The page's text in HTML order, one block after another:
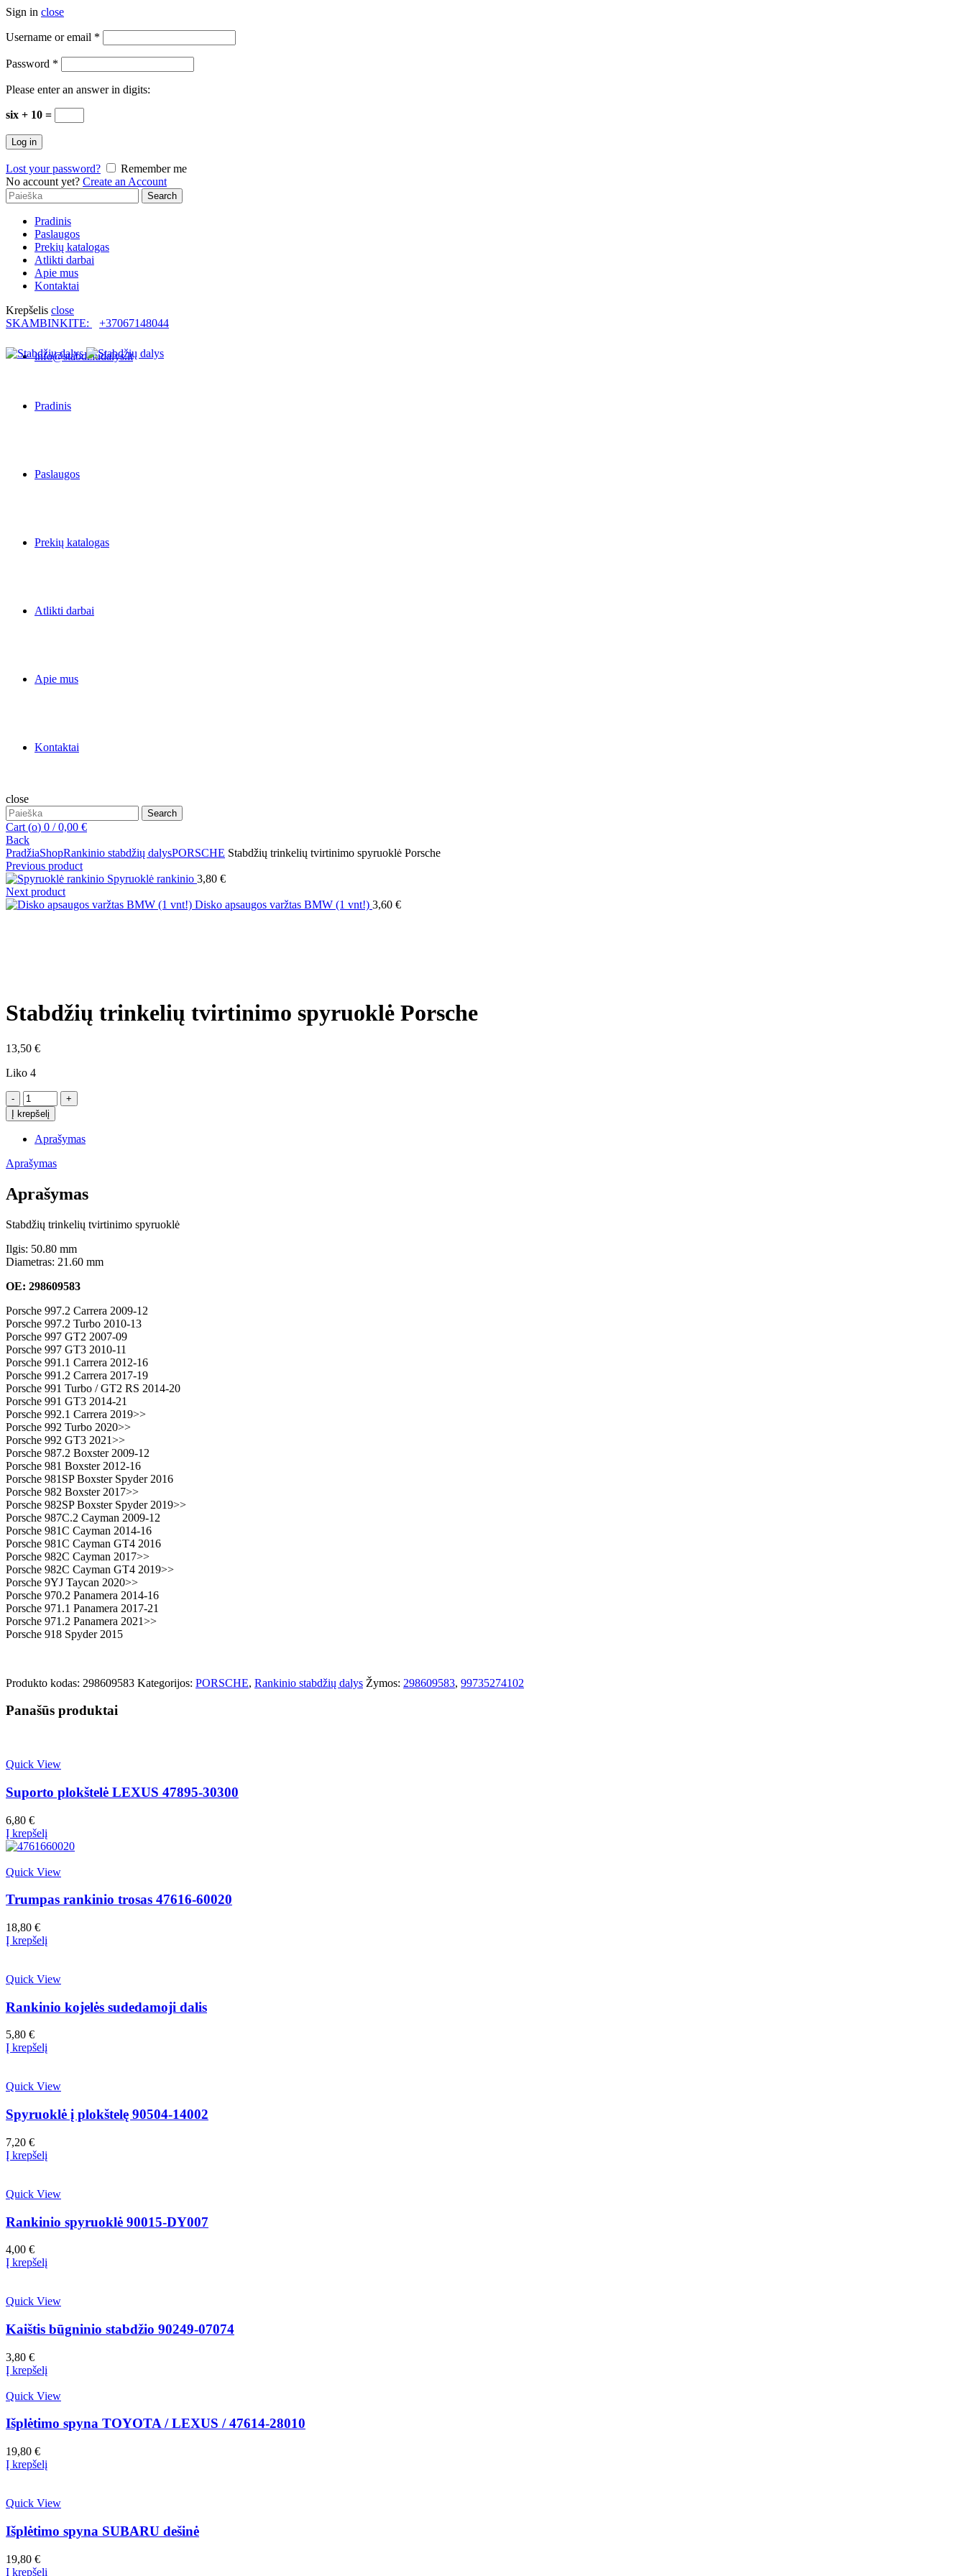
Sign in close
Username or email *
Password *
Please enter an answer in digits:
six + 10 =
Log in
Lost your password?
Remember me
No account yet? Create an Account
Search
for:
Search
Pradinis
Paslaugos
Prekių katalogas
Atlikti darbai
Apie mus
Kontaktai
Krepšelis close
SKAMBINKITE:
+37067148044
info@stabdziudalys.lt
Pradinis
Paslaugos
Prekių katalogas
Atlikti darbai
Apie mus
Kontaktai
close
Search
for:
Search
Cart (o) 0 / 0,00 €
Back
PradžiaShopRankinio stabdžių dalysPORSCHE Stabdžių trinkelių tvirtinimo spyruoklė Porsche
Previous product
Spyruoklė rankinio 3,80 €
Next product
Disko apsaugos varžtas BMW (1 vnt!) 3,60 €
Stabdžių trinkelių tvirtinimo spyruoklė Porsche
13,50 €
Liko 4
produkto
kiekis:
Stabdžių
trinkelių
tvirtinimo
spyruoklė
Į krepšelį
Aprašymas
Aprašymas
Aprašymas
Stabdžių trinkelių tvirtinimo spyruoklė
Ilgis: 50.80 mm
Diametras: 21.60 mm
OE: 298609583
Porsche 997.2 Carrera 2009-12
Porsche 997.2 Turbo 2010-13
Porsche 997 GT2 2007-09
Porsche 997 GT3 2010-11
Porsche 991.1 Carrera 2012-16
Porsche 991.2 Carrera 2017-19
Porsche 991 Turbo / GT2 RS 2014-20
Porsche 991 GT3 2014-21
Porsche 992.1 Carrera 2019>>
Porsche 992 Turbo 2020>>
Porsche 992 GT3 2021>>
Porsche 987.2 Boxster 2009-12
Porsche 981 Boxster 2012-16
Porsche 981SP Boxster Spyder 2016
Porsche 982 Boxster 2017>>
Porsche 982SP Boxster Spyder 2019>>
Porsche 987C.2 Cayman 2009-12
Porsche 981C Cayman 2014-16
Porsche 981C Cayman GT4 2016
Porsche 982C Cayman 2017>>
Porsche 982C Cayman GT4 2019>>
Porsche 9YJ Taycan 2020>>
Porsche 970.2 Panamera 2014-16
Porsche 971.1 Panamera 2017-21
Porsche 971.2 Panamera 2021>>
Porsche 918 Spyder 2015
Produkto kodas: 298609583 Kategorijos: PORSCHE, Rankinio stabdžių dalys Žymos: 298609583, 99735274102
Panašūs produktai
Quick View
Suporto plokštelė LEXUS 47895-30300
6,80 €
Į krepšelį
Quick View
Trumpas rankinio trosas 47616-60020
18,80 €
Į krepšelį
Quick View
Rankinio kojelės sudedamoji dalis
5,80 €
Į krepšelį
Quick View
Spyruoklė į plokštelę 90504-14002
7,20 €
Į krepšelį
Quick View
Rankinio spyruoklė 90015-DY007
4,00 €
Į krepšelį
Quick View
Kaištis būgninio stabdžio 90249-07074
3,80 €
Į krepšelį
Quick View
Išplėtimo spyna TOYOTA / LEXUS / 47614-28010
19,80 €
Į krepšelį
Quick View
Išplėtimo spyna SUBARU dešinė
19,80 €
Į krepšelį